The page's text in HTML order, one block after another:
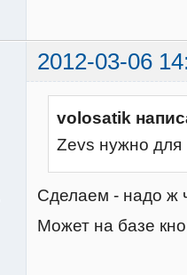
2012-03-06
volosatik
Zevs нужно для
Сделаем - надо ж
Может на базе